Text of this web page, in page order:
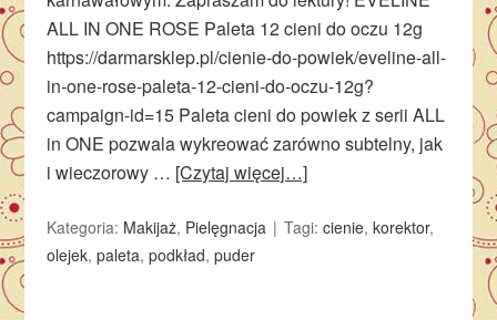
ALL IN ONE ROSE Paleta 12 cieni do oczu 12g
https://darmarsklep.pl/cienie-do-powiek/eveline-all-
in-one-rose-paleta-12-cieni-do-oczu-12g?
campaign-id=15 Paleta cieni do powiek z serii ALL
in ONE pozwala wykreować zarówno subtelny, jak
i wieczorowy … [Czytaj więcej…]
Kategoria: Makijaż, Pielęgnacja Tagi:cienie,korektor,
olejek,paleta,podkład,puder